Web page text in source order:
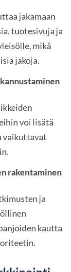
jakamaan
tuotesivuja ja
mikä
jakoja.
voi lisätä
vaikuttavat
rakentaminen
ja
kautta